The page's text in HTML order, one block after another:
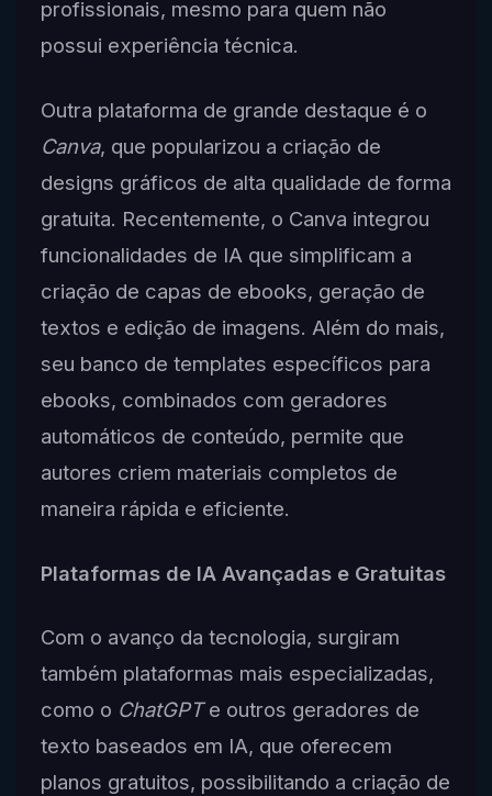
profissionais, mesmo para quem não
possui experiência técnica.
Outra plataforma de grande destaque é o
Canva, que popularizou a criação de
designs gráficos de alta qualidade de forma
gratuita. Recentemente, o Canva integrou
funcionalidades de IA que simplificam a
criação de capas de ebooks, geração de
textos e edição de imagens. Além do mais,
seu banco de templates específicos para
ebooks, combinados com geradores
automáticos de conteúdo, permite que
autores criem materiais completos de
maneira rápida e eficiente.
Plataformas de IA Avançadas e Gratuitas
Com o avanço da tecnologia, surgiram
também plataformas mais especializadas,
como o ChatGPTe outros geradores de
texto baseados em IA, que oferecem
planos gratuitos, possibilitando a criação de